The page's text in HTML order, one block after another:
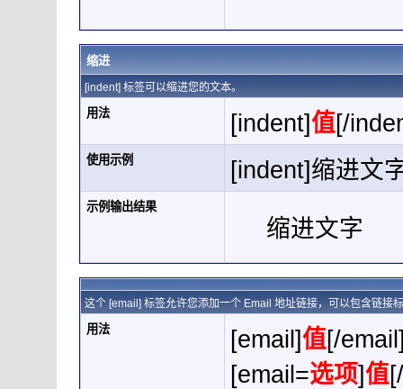
缩进
[indent] 标签可以缩进您的文本。
用法 [indent]值[/
使用示例 [indent]缩进文
示例输出结果
缩进文字
这个 [email] 标签允许您添加一个 Email 地址链接，可以包含链接
用法 [email]值[/
[email=选项]值